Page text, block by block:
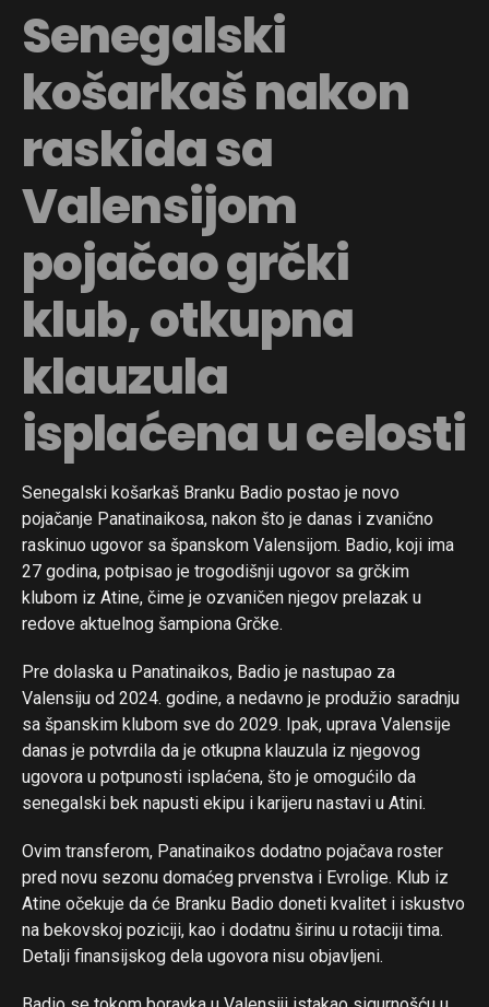
Senegalski
košarkaš nakon
raskida sa
Valensijom
pojačao grčki
klub, otkupna
klauzula
isplaćena u celosti
Senegalski košarkaš Branku Badio postao je novo
pojačanje Panatinaikosa, nakon što je danas i zvanično
raskinuo ugovor sa španskom Valensijom. Badio, koji ima
27 godina, potpisao je trogodišnji ugovor sa grčkim
klubom iz Atine, čime je ozvaničen njegov prelazak u
redove aktuelnog šampiona Grčke.
Pre dolaska u Panatinaikos, Badio je nastupao za
Valensiju od 2024. godine, a nedavno je produžio saradnju
sa španskim klubom sve do 2029. Ipak, uprava Valensije
danas je potvrdila da je otkupna klauzula iz njegovog
ugovora u potpunosti isplaćena, što je omogućilo da
senegalski bek napusti ekipu i karijeru nastavi u Atini.
Ovim transferom, Panatinaikos dodatno pojačava roster
pred novu sezonu domaćeg prvenstva i Evrolige. Klub iz
Atine očekuje da će Branku Badio doneti kvalitet i iskustvo
na bekovskoj poziciji, kao i dodatnu širinu u rotaciji tima.
Detalji finansijskog dela ugovora nisu objavljeni.
Flipboard
Reddit
Pinterest
Whatsapp